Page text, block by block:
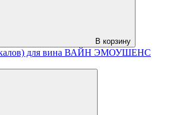
В корзину